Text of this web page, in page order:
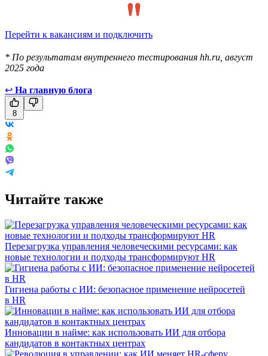
Перейти к вакансиям и подключить
* По результатам внутреннего тестирования hh.ru, август
2025 года
↩ На главную блога
8
Читайте также
Перезагрузка управления человеческими ресурсами: как
новые технологии и подходы трансформируют HR
Гигиена работы с ИИ: безопасное применение нейросетей
в HR
Инновации в найме: как использовать ИИ для отбора
кандидатов в контактных центрах